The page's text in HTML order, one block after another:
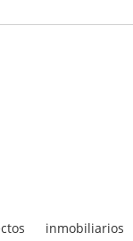
inmobiliarios